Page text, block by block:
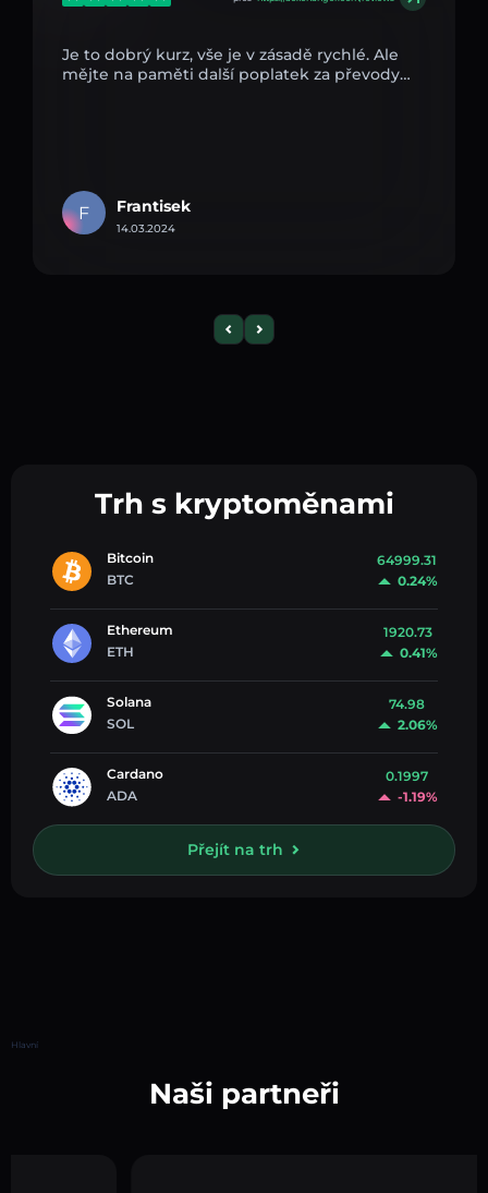
Je to dobrý kurz, vše je v zásadě rychlé. Ale
mějte na paměti další poplatek za převody…
F Frantisek
14.03.2024
Trh s kryptoměnami
Bitcoin
BTC
64999.31
0.24%
Ethereum
ETH
1920.73
0.41%
Solana
SOL
74.98
2.06%
Cardano
ADA
0.1997
-1.19%
Přejít na trh
Hlavní
Naši partneři